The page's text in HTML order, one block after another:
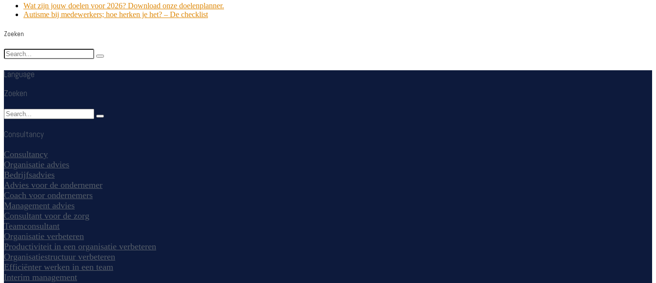
Wat zijn jouw doelen voor 2026? Download onze doelenplanner.
Autisme bij medewerkers; hoe herken je het? – De checklist
Zoeken
Language
Zoeken
Consultancy
Consultancy
Organisatie advies
Bedrijfsadvies
Advies voor de ondernemer
Coach voor ondernemers
Management advies
Consultant voor de zorg
Teamconsultant
Organisatie verbeteren
Productiviteit in een organisatie verbeteren
Organisatiestructuur verbeteren
Efficiënter werken in een team
Interim management